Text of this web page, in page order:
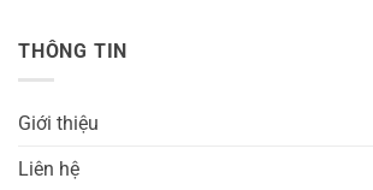
THÔNG TIN
Giới thiệu
Liên hệ